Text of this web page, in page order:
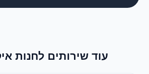
עוד שירותים לחנות